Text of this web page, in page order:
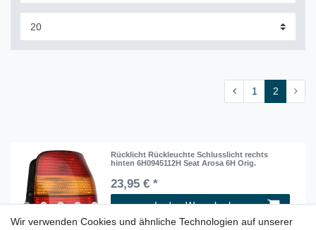
1 2
Rücklicht Rückleuchte Schlusslicht rechts
hinten 6H0945112H Seat Arosa 6H Orig.
23,95 € *
In den Warenkorb
*inkl. ges. MwSt.zzgl.Versandkosten
Wir verwenden Cookies und ähnliche Technologien auf unserer